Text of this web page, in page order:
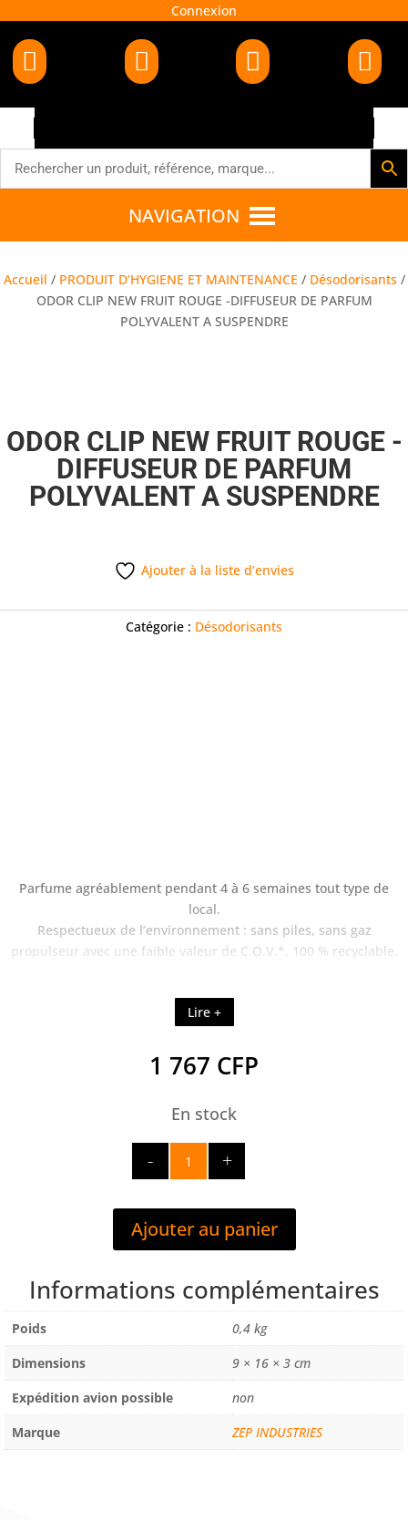
Connexion
   
NAVIGATION
Accueil / PRODUIT D’HYGIENE ET MAINTENANCE / Désodorisants/
ODOR CLIP NEW FRUIT ROUGE -DIFFUSEUR DE PARFUM
POLYVALENT A SUSPENDRE
ODOR CLIP NEW FRUIT ROUGE -
DIFFUSEUR DE PARFUM
POLYVALENT A SUSPENDRE
Ajouter à la liste d’envies
Catégorie : Désodorisants
Parfume agréablement pendant 4 à 6 semaines tout type de
local.
Respectueux de l’environnement : sans piles, sans gaz
propulseur avec une faible valeur de C.O.V.*, 100 % recyclable.
très grande variété d’utilisations.
Permet de parfumer agréablement tout type de local tel que
placards à balai, vestiaires, couloirs, véhicules, local poubelles,
Lire +
1 767 CFP
En stock
quantité
NEW
ROUGE
-
DIFFUSEUR
DE
PARFUM
POLYVALENT
SUSPENDRE
Ajouter au panier
Informations complémentaires
Poids
0,4 kg
Dimensions
9 × 16 × 3 cm
Expédition avion possible
non
Marque
ZEP INDUSTRIES